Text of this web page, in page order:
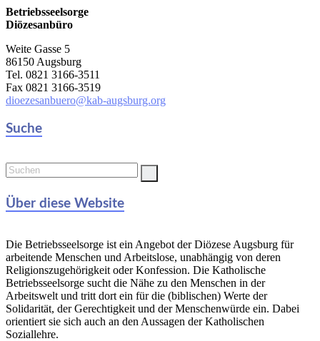
Betriebsseelsorge
Diözesanbüro
Weite Gasse 5
86150 Augsburg
Tel. 0821 3166-3511
Fax 0821 3166-3519
dioezesanbuero@kab-augsburg.org
Suche
Über diese Website
Die Betriebsseelsorge ist ein Angebot der Diözese Augsburg für
arbeitende Menschen und Arbeitslose, unabhängig von deren
Religionszugehörigkeit oder Konfession. Die Katholische
Betriebsseelsorge sucht die Nähe zu den Menschen in der
Arbeitswelt und tritt dort ein für die (biblischen) Werte der
Solidarität, der Gerechtigkeit und der Menschenwürde ein. Dabei
orientiert sie sich auch an den Aussagen der Katholischen
Soziallehre.